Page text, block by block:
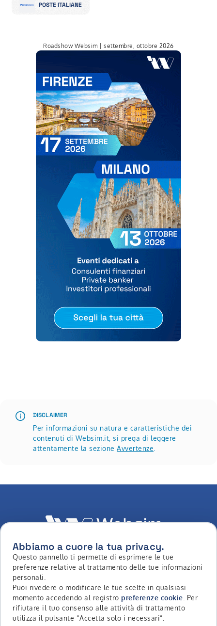
POSTE ITALIANE
Roadshow Websim | settembre, ottobre 2026
DISCLAIMER
Per informazioni su natura e caratteristiche dei
contenuti di Websim.it, si prega di leggere
attentamente la sezione Avvertenze
LinkedIn Youtube Whatsapp Facebook Instagram
Copyright © 2026 - Intermonte SIM S.p.a. All Rights
Reserved
Abbiamo a cuore la tua privacy.
Questo pannello ti permette di esprimere le tue
preferenze relative al trattamento delle tue informazioni
personali.
Puoi rivedere o modificare le tue scelte in qualsiasi
momento accedendo al registro preferenze cookie . Per
rifiutare il tuo consenso alle attività di trattamento
utilizza il pulsante “Accetta solo i necessari”.